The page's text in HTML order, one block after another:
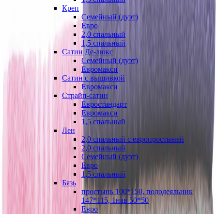
Креп
Семейный (дуэт)
Евро
2,0 спальный
1,5 спальный
Сатин Де-люкс
Семейный (дуэт)
Евромакси
Сатин с вышивкой
Евромакси
Страйп-сатин
Евростандарт
Евромакси
1,5 спальный
Лен
2,0 спальный с европростыней
2,0 спальный
Семейный (дуэт)
Евро
1,5 спальный
Бязь
простынь 100*150, пододеяльник
147*115, 1нав 50*50
Евро